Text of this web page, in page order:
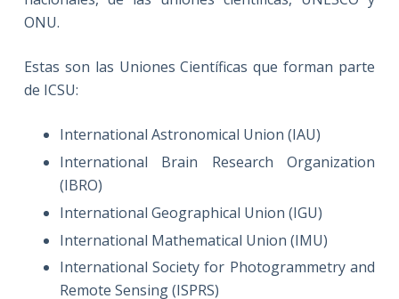
ONU.
Estas son las Uniones Científicas que forman parte
de ICSU:
International Astronomical Union (IAU)
International Brain Research Organization
(IBRO)
International Geographical Union (IGU)
International Mathematical Union (IMU)
International Society for Photogrammetry and
Remote Sensing (ISPRS)